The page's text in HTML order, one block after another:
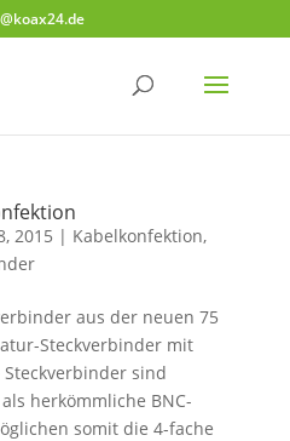
2015 | Kabelkonfektion,
aus der neuen 75
Steckverbinder mit
sind
herkömmliche BNC-
somit die 4-fache